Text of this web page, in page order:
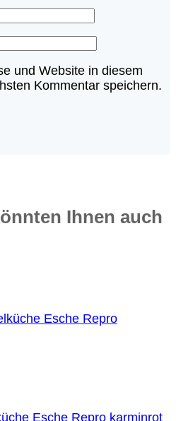
und Website in diesem
Kommentar speichern.
Ihnen auch
Esche Repro karminrot